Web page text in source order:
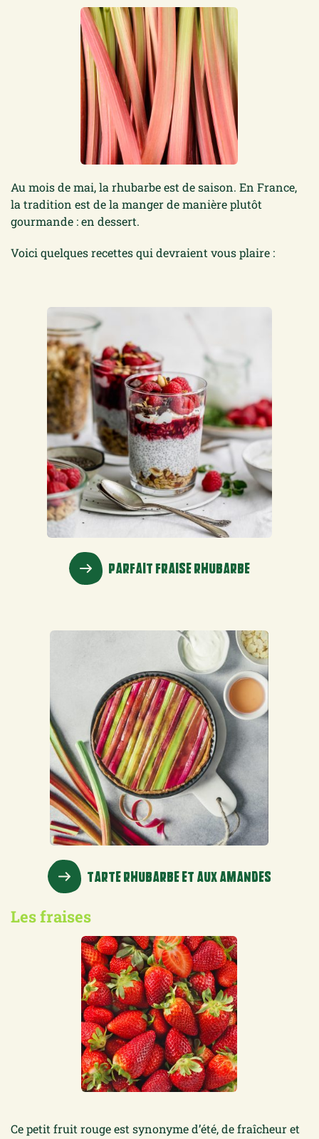
Au mois de mai, la rhubarbe est de saison. En France,
la tradition est de la manger de manière plutôt
gourmande : en dessert.
Voici quelques recettes qui devraient vous plaire :
PARFAIT FRAISE RHUBARBE
TARTE RHUBARBE ET AUX AMANDES
Les fraises
Ce petit fruit rouge est synonyme d’été, de fraîcheur et